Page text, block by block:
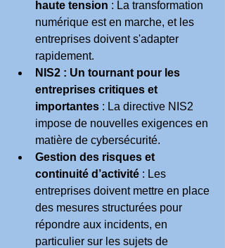
haute tension : La transformation
numérique est en marche, et les
entreprises doivent s'adapter
rapidement.
NIS2 : Un tournant pour les
entreprises critiques et
importantes : La directive NIS2
impose de nouvelles exigences en
matière de cybersécurité.
Gestion des risques et
continuité d’activité : Les
entreprises doivent mettre en place
des mesures structurées pour
répondre aux incidents, en
particulier sur les sujets de